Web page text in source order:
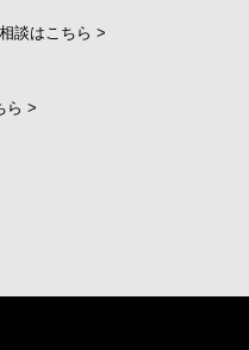
談はこちら >
ら >